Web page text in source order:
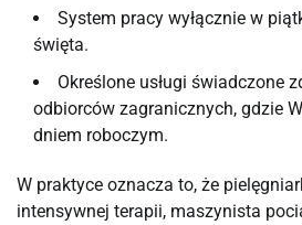
System pracy wyłącznie w
święta.
Określone usługi świadczone
odbiorców zagranicznych, gdzie
dniem roboczym.
W praktyce oznacza to, że
intensywnej terapii, maszynista